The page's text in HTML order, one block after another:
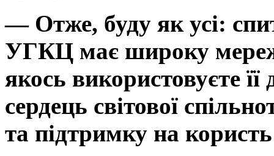
— Отже, буду як усі:
УГКЦ має широку
якось використовуєте
сердець світової
та підтримку на